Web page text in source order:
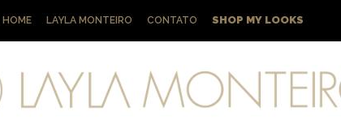
HOME LAYLA MONTEIRO CONTATO SHOP MY LOOKS